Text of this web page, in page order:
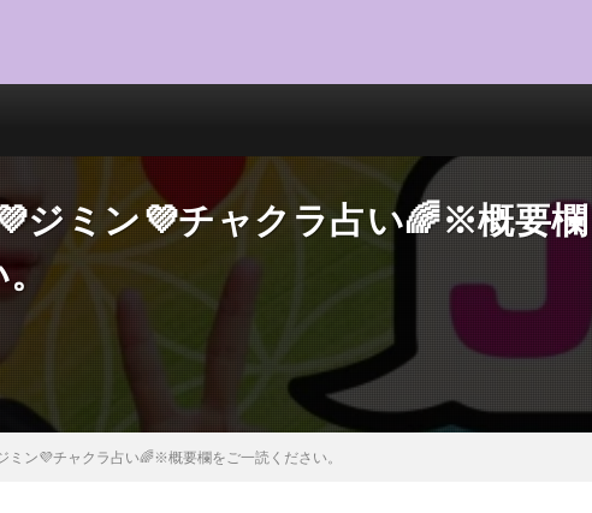
ジミン💜チャクラ占い🌈※概要欄
ミン💜チャクラ占い🌈※概要欄をご一読ください。